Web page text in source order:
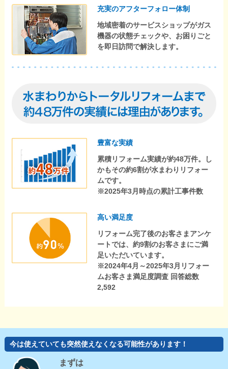
充実のアフターフォロー体制
地域密着のサービスショップがガス
機器の状態チェックや、お困りごと
を即日訪問で解決します。
豊富な実績
累積リフォーム実績が約48万件。し
かもその約6割が水まわりリフォー
ムです。
※2025年3月時点の累計工事件数
高い満足度
リフォーム完了後のお客さまアンケ
ートでは、約9割のお客さまにご満
足いただいています。
※2024年4月～2025年3月リフォー
ムお客さま満足度調査 回答総数
2,592
今は使えていても突然使えなくなる可能性があります！
まずは